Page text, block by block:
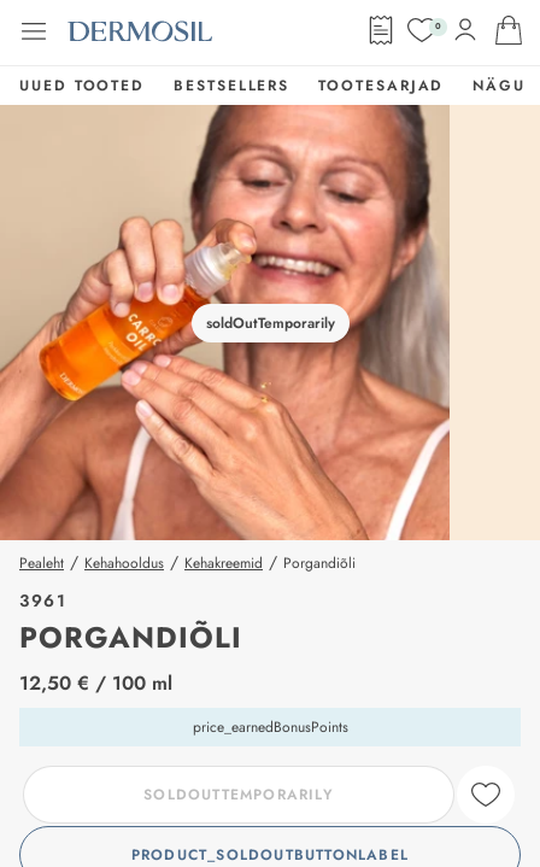
0
UUED TOOTED BESTSELLERS TOOTESARJAD NÄGU
soldOutTemporarily
Pealeht / Kehahooldus / Kehakreemid / Porgandiõli
3961
PORGANDIÕLI
price_label
12,50 € / 100 ml
price_earnedBonusPoints
SOLDOUTTEMPORARILY
PRODUCT_SOLDOUTBUTTONLABEL